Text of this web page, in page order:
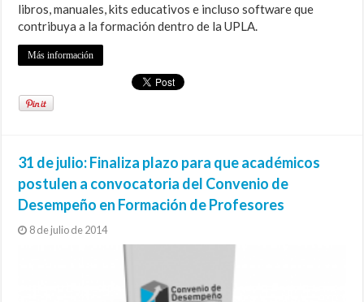
libros, manuales, kits educativos e incluso software que
contribuya a la formación dentro de la UPLA.
Más información
31 de julio: Finaliza plazo para que académicos
postulen a convocatoria del Convenio de
Desempeño en Formación de Profesores
8 de julio de 2014